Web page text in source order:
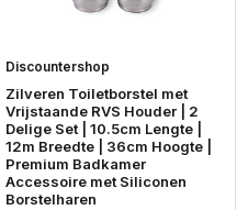
Discountershop
Zilveren Toiletborstel met
Vrijstaande RVS Houder | 2
Delige Set | 10.5cm Lengte |
12m Breedte | 36cm Hoogte |
Premium Badkamer
Accessoire met Siliconen
Borstelharen